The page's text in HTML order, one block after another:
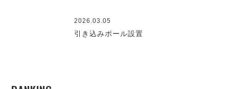
2026.03.05
引き込みポール設置